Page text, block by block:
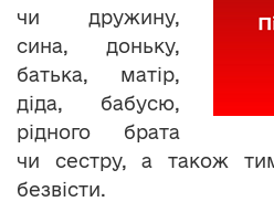
чи дружину,
сина, доньку,
батька, матір,
діда, бабусю,
рідного брата
чи сестру, а також
безвісти.